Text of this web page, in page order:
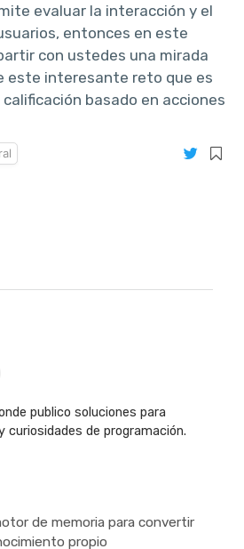
evaluar la interacción y el
entonces en este
con ustedes una mirada
este interesante reto que es
basado en acciones
publico soluciones para
de programación.
de memoria para convertir
propio